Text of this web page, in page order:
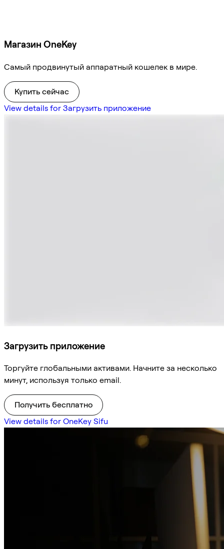
Магазин OneKey
Самый продвинутый аппаратный кошелек в мире.
Купить сейчас
View details for Загрузить приложение
Загрузить приложение
Торгуйте глобальными активами. Начните за несколько
минут, используя только email.
Получить бесплатно
View details for OneKey Sifu